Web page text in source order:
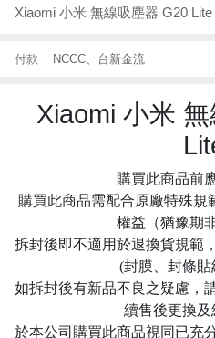
Xiaomi 小米 無線吸塵器 G20
付款 NCCC、台新金流
Xiaomi 小米
購買此商品前
購買此商品需配合原廠特殊規
權益（猶豫期
拆封後即不適用於退換貨規範
(封膜、封條貼
如拆封後有新品不良之疑慮，
續售後更換及
於本公司購買此商品視同已充